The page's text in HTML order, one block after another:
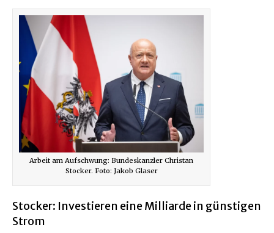
Arbeit am Aufschwung: Bundeskanzler Christan
Stocker. Foto: Jakob Glaser
Stocker: Investieren eine Milliarde in günstigen
Strom